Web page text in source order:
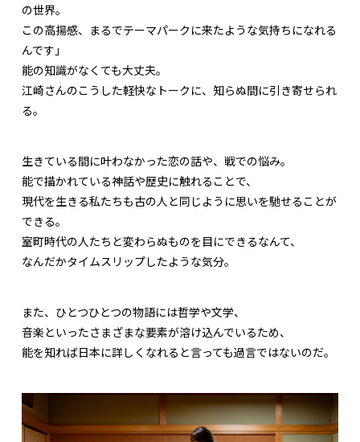
の世界。
この高揚感、まるでテーマパークに来たような気持ちになれる
んです」
能の知識がなくても大丈夫。
江崎さんのこうした軽快なトークに、知らぬ間に引き寄せられ
る。
生きている間に叶わなかった恋の話や、戦での悩み。
能で描かれている神話や歴史に触れることで、
現代を生きる私たちも古の人と同じように思いを馳せることが
できる。
室町時代の人たちと変わらぬものを目にできるなんて、
なんだかタイムスリップしたような気分。
また、ひとつひとつの物語には哲学や文学、
音楽といったさまざまな要素が溶け込んでいるため、
能を知れば日本に詳しくなれると言っても過言ではないのだ。